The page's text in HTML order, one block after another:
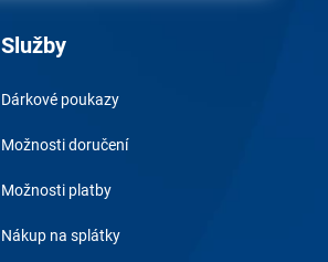
Služby
Dárkové poukazy
Možnosti doručení
Možnosti platby
Nákup na splátky